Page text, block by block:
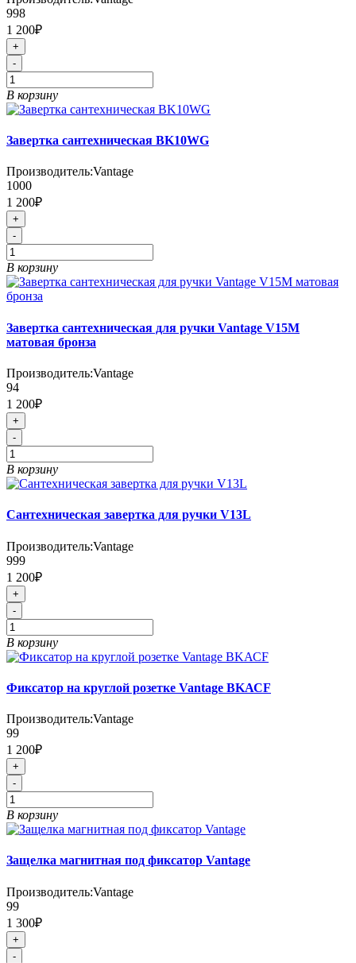
998
1 200₽
+
-
В корзину
Завертка сантехническая BK10WG
Производитель:Vantage
1000
1 200₽
+
-
В корзину
Завертка сантехническая для ручки Vantage V15M
матовая бронза
Производитель:Vantage
94
1 200₽
+
-
В корзину
Сантехническая завертка для ручки V13L
Производитель:Vantage
999
1 200₽
+
-
В корзину
Фиксатор на круглой розетке Vantage BKАСF
Производитель:Vantage
99
1 200₽
+
-
В корзину
Защелка магнитная под фиксатор Vantage
Производитель:Vantage
99
1 300₽
+
-